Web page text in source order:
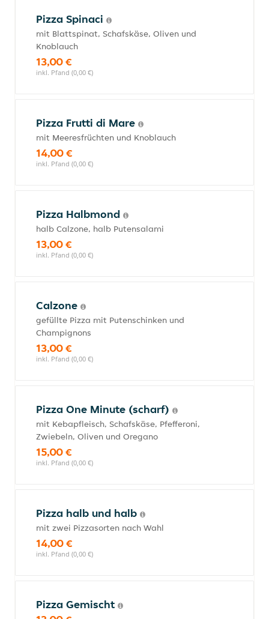
Pizza Spinaci
mit Blattspinat, Schafskäse, Oliven und
Knoblauch
13,00 €
inkl. Pfand (0,00 €)
Pizza Frutti di Mare
mit Meeresfrüchten und Knoblauch
14,00 €
inkl. Pfand (0,00 €)
Pizza Halbmond
halb Calzone, halb Putensalami
13,00 €
inkl. Pfand (0,00 €)
Calzone
gefüllte Pizza mit Putenschinken und
Champignons
13,00 €
inkl. Pfand (0,00 €)
Pizza One Minute (scharf)
mit Kebapfleisch, Schafskäse, Pfefferoni,
Zwiebeln, Oliven und Oregano
15,00 €
inkl. Pfand (0,00 €)
Pizza halb und halb
mit zwei Pizzasorten nach Wahl
14,00 €
inkl. Pfand (0,00 €)
Pizza Gemischt